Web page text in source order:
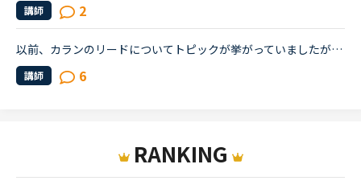
講師 2
以前、カランのリードについてトピックが挙がっていましたが、私もずっと悩んでいることがあり、ご相談させてください。お気に入りのカラン講師なのですが、リードが区切り型なので、テンポが合わないなあと感じ...
講師 6
RANKING